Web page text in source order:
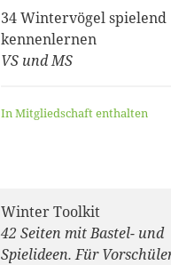
34 Wintervögel spielend
kennenlernen
VS und MS
In Mitgliedschaft enthalten
Winter Toolkit
42 Seiten mit Bastel- und
Spielideen. Für